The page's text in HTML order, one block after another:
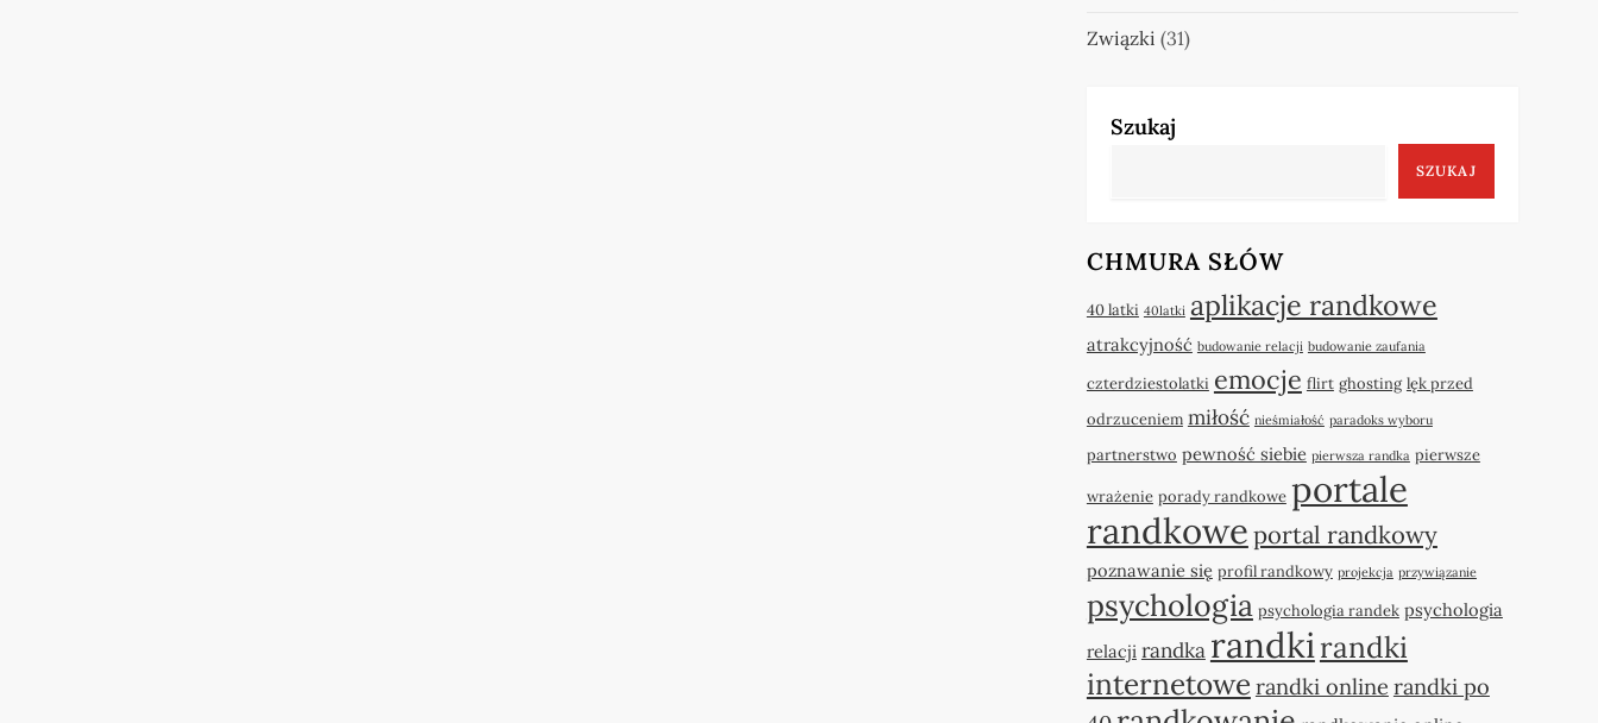
Związki (31)
Szukaj
SZUKAJ
CHMURA SŁÓW
40 latki 40latki aplikacje randkowe
atrakcyjność budowanie relacji budowanie zaufania
czterdziestolatki emocje flirt ghosting lęk przed
odrzuceniem miłość nieśmiałość paradoks wyboru
partnerstwo pewność siebie pierwsza randka pierwsze
wrażenie porady randkowe portale
randkoweportal randkowy
poznawanie się profil randkowy projekcja przywiązanie
psychologia psychologia randek psychologia
relacji randka randkirandki
internetowe randki online randki po